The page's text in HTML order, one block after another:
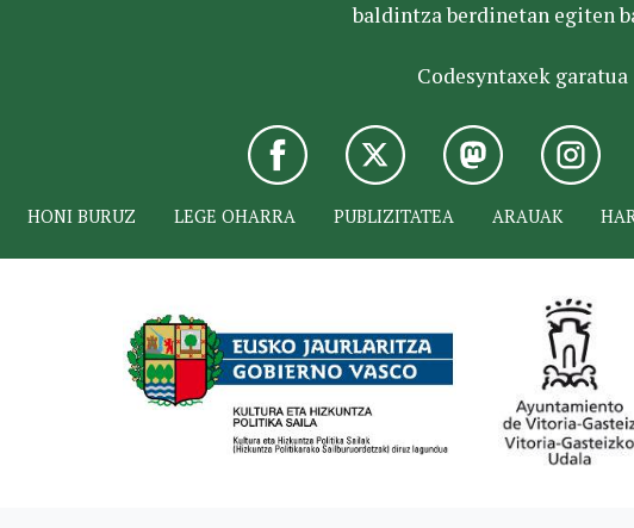
baldintza berdinetan egiten
Codesyntaxek garatua
HONI BURUZ LEGE OHARRA PUBLIZITATEA ARAUAK